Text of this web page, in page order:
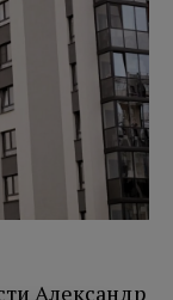
Александр